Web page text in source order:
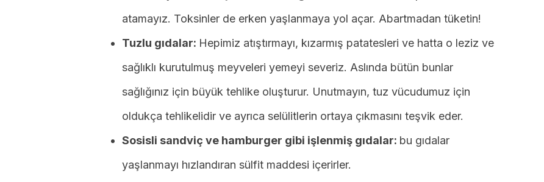
atamayız. Toksinler de erken yaşlanmaya yol açar. Abartmadan tüketin!
Tuzlu gıdalar: Hepimiz atıştırmayı, kızarmış patatesleri ve hatta o leziz ve
sağlıklı kurutulmuş meyveleri yemeyi severiz. Aslında bütün bunlar
sağlığınız için büyük tehlike oluşturur. Unutmayın, tuz vücudumuz için
oldukça tehlikelidir ve ayrıca selülitlerin ortaya çıkmasını teşvik eder.
Sosisli sandviç ve hamburger gibi işlenmiş gıdalar: bu gıdalar
yaşlanmayı hızlandıran sülfit maddesi içerirler.